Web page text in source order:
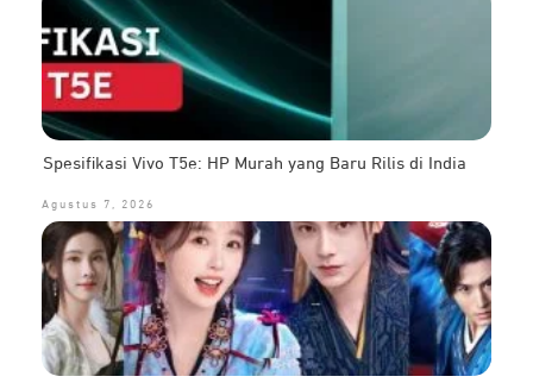
Spesifikasi Vivo T5e: HP Murah yang Baru Rilis di India
Agustus 7, 2026